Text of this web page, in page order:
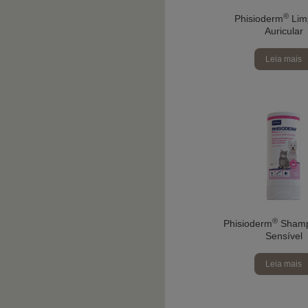
Phisioderm®
Auricular
Leia mais
Phisioderm®
Sensível
Leia mais